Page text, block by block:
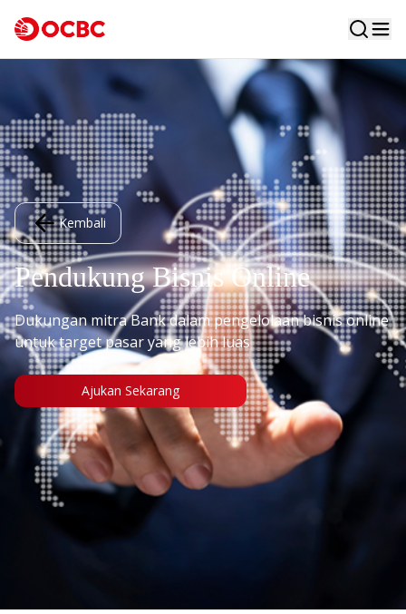
Kembali
Pendukung Bisnis Online
Dukungan mitra Bank dalam pengelolaan bisnis online
untuk target pasar yang lebih luas
Ajukan Sekarang